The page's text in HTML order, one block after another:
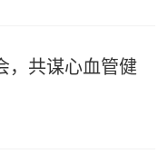
，共谋心血管健